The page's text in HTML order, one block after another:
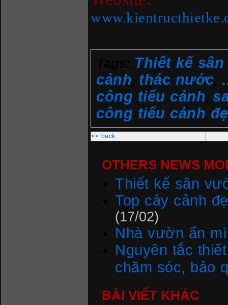
Thiết kế
cảnh thác nước
công tiểu cảnh
công tiểu cảnh
<< back
OTHERS NEWS
Thiết kế sân
Top cây cảnh
(17/02)
Nhà vườn ẩn
Nguyên tắc
chăm sóc, bảo
BÀI VIẾT KHÁC